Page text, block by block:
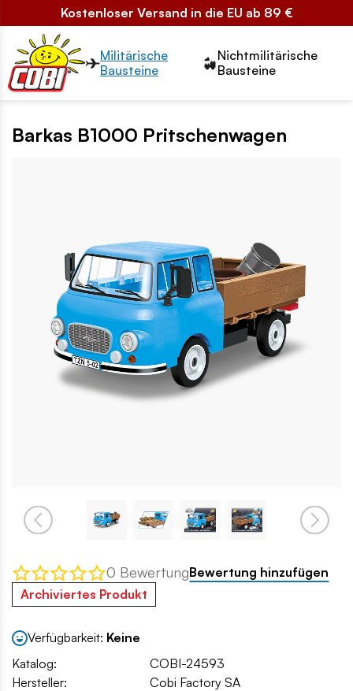
Kostenloser Versand in die EU ab 89 €
Przełącznik segmentów2
Militärische
Bausteine
Nichtmilitärische
Bausteine
Barkas B1000 Pritschenwagen
0 BewertungBewertung hinzufügen
Archiviertes Produkt
Verfügbarkeit: Keine
Katalog:
COBI-24593
Hersteller:
Cobi Factory SA